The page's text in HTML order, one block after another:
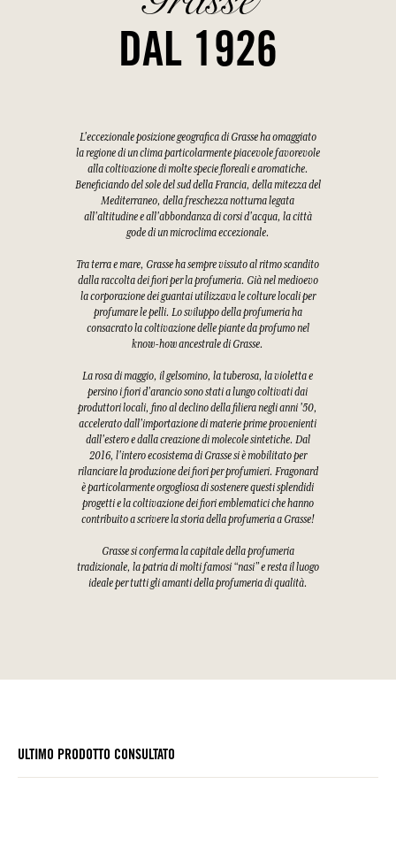
DAL 1926
L'eccezionale posizione geografica di Grasse ha omaggiato
la regione di un clima particolarmente piacevole favorevole
alla coltivazione di molte specie floreali e aromatiche.
Beneficiando del sole del sud della Francia, della mitezza del
Mediterraneo, della freschezza notturna legata
all'altitudine e all'abbondanza di corsi d'acqua, la città
gode di un microclima eccezionale.
Tra terra e mare, Grasse ha sempre vissuto al ritmo scandito
dalla raccolta dei fiori per la profumeria. Già nel medioevo
la corporazione dei guantai utilizzava le colture locali per
profumare le pelli. Lo sviluppo della profumeria ha
consacrato la coltivazione delle piante da profumo nel
know-how ancestrale di Grasse.
La rosa di maggio, il gelsomino, la tuberosa, la violetta e
persino i fiori d'arancio sono stati a lungo coltivati dai
produttori locali, fino al declino della filiera negli anni '50,
accelerato dall'importazione di materie prime provenienti
dall'estero e dalla creazione di molecole sintetiche. Dal
2016, l'intero ecosistema di Grasse si è mobilitato per
rilanciare la produzione dei fiori per profumieri. Fragonard
è particolarmente orgogliosa di sostenere questi splendidi
progetti e la coltivazione dei fiori emblematici che hanno
contribuito a scrivere la storia della profumeria a Grasse!
Grasse si conferma la capitale della profumeria
tradizionale, la patria di molti famosi “nasi” e resta il luogo
ideale per tutti gli amanti della profumeria di qualità.
ULTIMO PRODOTTO CONSULTATO